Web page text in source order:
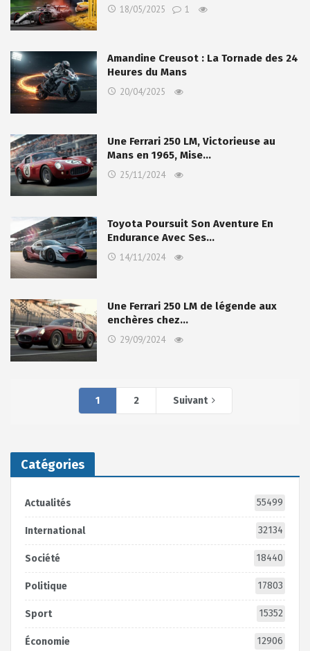
18/05/2025 1
Amandine Creusot : La Tornade des 24
Heures du Mans
20/04/2025
Une Ferrari 250 LM, Victorieuse au
Mans en 1965, Mise…
25/11/2024
Toyota Poursuit Son Aventure En
Endurance Avec Ses…
14/11/2024
Une Ferrari 250 LM de légende aux
enchères chez…
29/09/2024
1 2 Suivant
Catégories
Actualités 55499
International 32134
Société 18440
Politique 17803
Sport 15352
Économie 12906